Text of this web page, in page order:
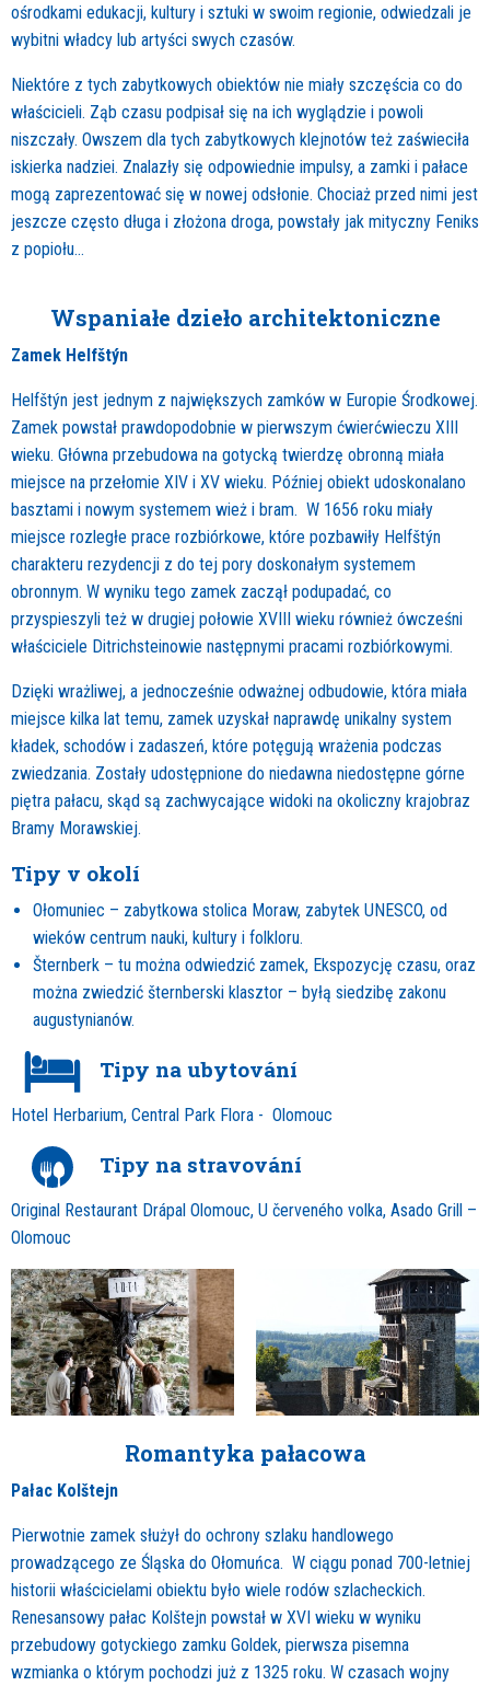
ośrodkami edukacji, kultury i sztuki w swoim regionie, odwiedzali je
wybitni władcy lub artyści swych czasów.
Niektóre z tych zabytkowych obiektów nie miały szczęścia co do
właścicieli. Ząb czasu podpisał się na ich wyglądzie i powoli
niszczały. Owszem dla tych zabytkowych klejnotów też zaświeciła
iskierka nadziei. Znalazły się odpowiednie impulsy, a zamki i pałace
mogą zaprezentować się w nowej odsłonie. Chociaż przed nimi jest
jeszcze często długa i złożona droga, powstały jak mityczny Feniks
z popiołu…
Wspaniałe dzieło architektoniczne
Zamek Helfštýn
Helfštýn jest jednym z największych zamków w Europie Środkowej.
Zamek powstał prawdopodobnie w pierwszym ćwierćwieczu XIII
wieku. Główna przebudowa na gotycką twierdzę obronną miała
miejsce na przełomie XIV i XV wieku. Później obiekt udoskonalano
basztami i nowym systemem wież i bram. W 1656 roku miały
miejsce rozległe prace rozbiórkowe, które pozbawiły Helfštýn
charakteru rezydencji z do tej pory doskonałym systemem
obronnym. W wyniku tego zamek zaczął podupadać, co
przyspieszyli też w drugiej połowie XVIII wieku również ówcześni
właściciele Ditrichsteinowie następnymi pracami rozbiórkowymi.
Dzięki wrażliwej, a jednocześnie odważnej odbudowie, która miała
miejsce kilka lat temu, zamek uzyskał naprawdę unikalny system
kładek, schodów i zadaszeń, które potęgują wrażenia podczas
zwiedzania. Zostały udostępnione do niedawna niedostępne górne
piętra pałacu, skąd są zachwycające widoki na okoliczny krajobraz
Bramy Morawskiej.
Tipy v okolí
Ołomuniec – zabytkowa stolica Moraw, zabytek UNESCO, od
wieków centrum nauki, kultury i folkloru.
Šternberk – tu można odwiedzić zamek, Ekspozycję czasu, oraz
można zwiedzić šternberski klasztor – byłą siedzibę zakonu
augustynianów.
Tipy na ubytování
Hotel Herbarium, Central Park Flora - Olomouc
Tipy na stravování
Original Restaurant Drápal Olomouc, U červeného volka, Asado Grill –
Olomouc
Romantyka pałacowa
Pałac Kolštejn
Pierwotnie zamek służył do ochrony szlaku handlowego
prowadzącego ze Śląska do Ołomuńca. W ciągu ponad 700-letniej
historii właścicielami obiektu było wiele rodów szlacheckich.
Renesansowy pałac Kolštejn powstał w XVI wieku w wyniku
przebudowy gotyckiego zamku Goldek, pierwsza pisemna
wzmianka o którym pochodzi już z 1325 roku. W czasach wojny